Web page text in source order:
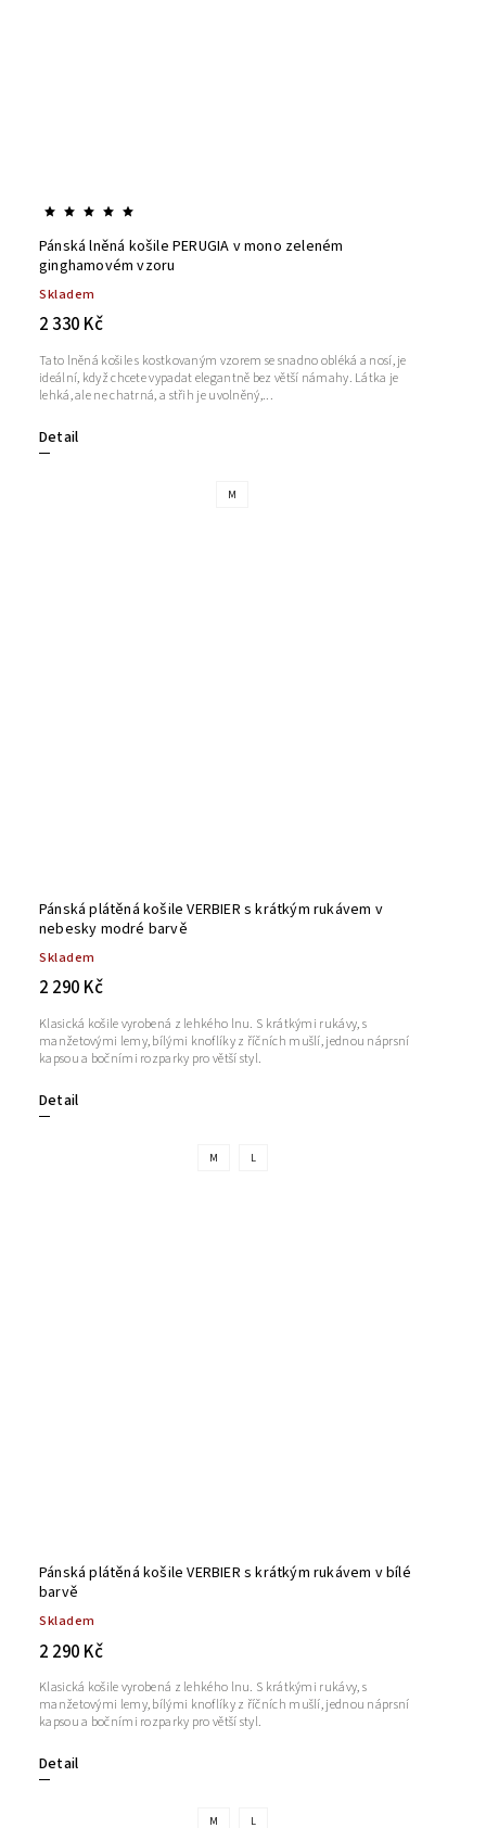
Pánská lněná košile PERUGIA v mono zeleném
ginghamovém vzoru
Skladem
2 330 Kč
Detail
Tato lněná košile s kostkovaným vzorem se snadno obléká a nosí, je
ideální, když chcete vypadat elegantně bez větší námahy. Látka je
lehká, ale ne chatrná, a střih je uvolněný,...
M
Pánská plátěná košile VERBIER s krátkým rukávem v
nebesky modré barvě
Skladem
2 290 Kč
Detail
Klasická košile vyrobená z lehkého lnu. S krátkými rukávy, s
manžetovými lemy, bílými knoflíky z říčních mušlí, jednou náprsní
kapsou a bočními rozparky pro větší styl.
M L
Pánská plátěná košile VERBIER s krátkým rukávem v bílé
barvě
Skladem
2 290 Kč
Detail
Klasická košile vyrobená z lehkého lnu. S krátkými rukávy, s
manžetovými lemy, bílými knoflíky z říčních mušlí, jednou náprsní
kapsou a bočními rozparky pro větší styl.
M L